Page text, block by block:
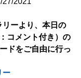
ーより、本日の
コメント付き）の
ドをご自由に行っ
ー